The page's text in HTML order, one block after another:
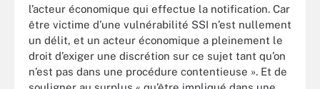
l’acteur économique qui effectue la notification. Car
être victime d’une vulnérabilité SSI n’est nullement
un délit, et un acteur économique a pleinement le
droit d’exiger une discrétion sur ce sujet tant qu’on
n’est pas dans une procédure contentieuse ». Et de